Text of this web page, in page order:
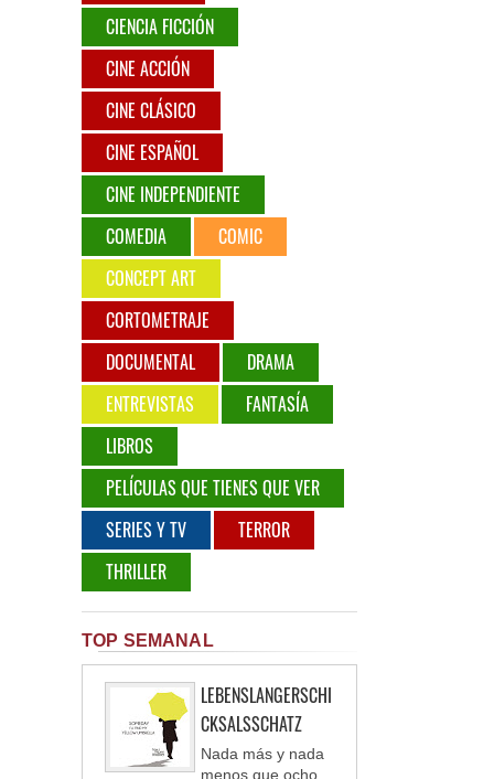
CIENCIA FICCIÓN
CINE ACCIÓN
CINE CLÁSICO
CINE ESPAÑOL
CINE INDEPENDIENTE
COMEDIA
COMIC
CONCEPT ART
CORTOMETRAJE
DOCUMENTAL
DRAMA
ENTREVISTAS
FANTASÍA
LIBROS
PELÍCULAS QUE TIENES QUE VER
SERIES Y TV
TERROR
THRILLER
TOP SEMANAL
LEBENSLANGERSCHI
CKSALSSCHATZ
Nada más y nada
menos que ocho